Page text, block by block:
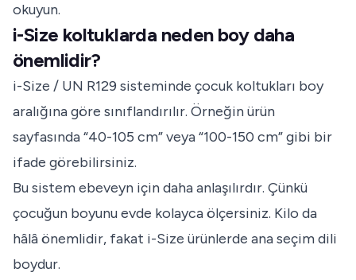
okuyun.
i-Size koltuklarda neden boy daha
önemlidir?
i-Size / UN R129 sisteminde çocuk koltukları boy
aralığına göre sınıflandırılır. Örneğin ürün
sayfasında “40-105 cm” veya “100-150 cm” gibi bir
ifade görebilirsiniz.
Bu sistem ebeveyn için daha anlaşılırdır. Çünkü
çocuğun boyunu evde kolayca ölçersiniz. Kilo da
hâlâ önemlidir, fakat i-Size ürünlerde ana seçim dili
boydur.